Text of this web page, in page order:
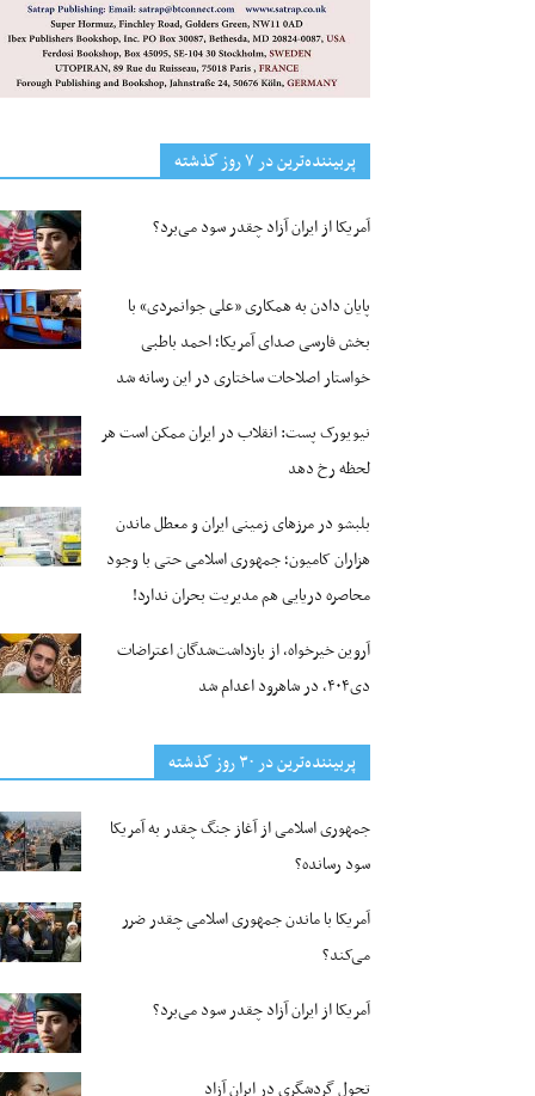
پربیننده‌ترین‌ در ۷ روز گذشته
آمریکا از ایران آزاد چقدر سود می‌برد؟
پایان دادن به همکاری «علی جوانمردی» با
بخش فارسی صدای آمریکا؛ احمد باطبی
خواستار اصلاحات ساختاری در این رسانه شد
نیویورک پست: انقلاب در ایران ممکن است هر
لحظه رخ دهد
بلبشو در مرزهای زمینی ایران و معطل ماندن
هزاران کامیون؛ جمهوری اسلامی حتی با وجود
محاصره دریایی هم مدیریت بحران ندارد!
آروین خیرخواه، از بازداشت‌شدگان اعتراضات
دی۴۰۴، در شاهرود اعدام شد
پربیننده‌ترین‌ در ۳۰ روز گذشته
جمهوری اسلامی از آغاز جنگ چقدر به آمریکا
سود رسانده؟
آمریکا با ماندن جمهوری اسلامی چقدر ضرر
می‌کند؟
آمریکا از ایران آزاد چقدر سود می‌برد؟
تحول گردشگری در ایران آزاد